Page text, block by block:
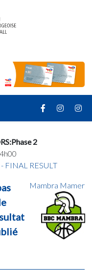
2
FINAL RESULT
Mambra Mamer